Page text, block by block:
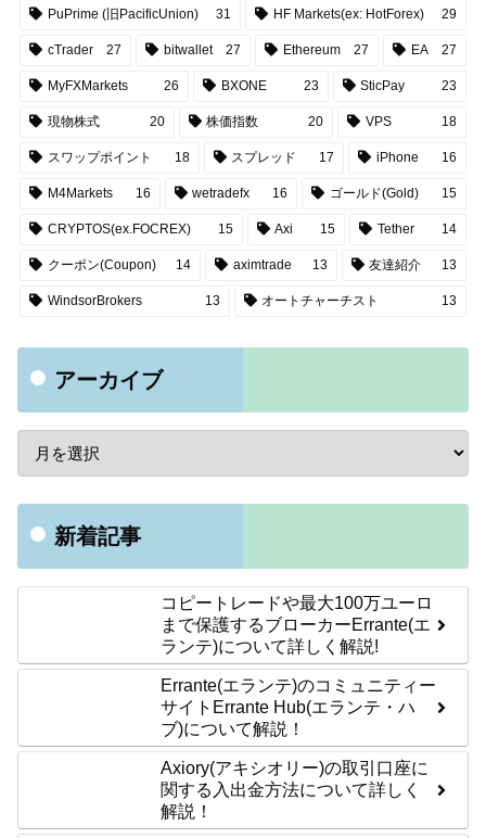
PuPrime (旧PacificUnion) 31 HF Markets(ex: HotForex) 29
cTrader 27 bitwallet 27 Ethereum 27 EA 27
MyFXMarkets 26 BXONE 23 SticPay 23
現物株式 20 株価指数 20 VPS 18
スワップポイント 18 スプレッド 17 iPhone 16
M4Markets 16 wetradefx 16 ゴールド(Gold) 15
CRYPTOS(ex.FOCREX) 15 Axi 15 Tether 14
クーポン(Coupon) 14 aximtrade 13 友達紹介 13
WindsorBrokers 13 オートチャーチスト 13
アーカイブ
新着記事
コピートレードや最大100万ユーロ
まで保護するブローカーErrante(エ
ランテ)について詳しく解説!
Errante(エランテ)のコミュニティー
サイトErrante Hub(エランテ・ハ
ブ)について解説！
Axiory(アキシオリー)の取引口座に
関する入出金方法について詳しく
解説！